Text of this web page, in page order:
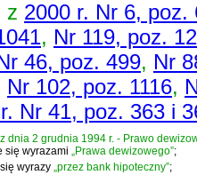
z 2000 r. Nr 6, poz.
, Nr 119, poz.
46, poz. 499, Nr
Nr 102, poz. 1116,
Nr 41, poz. 363 i
dnia 2 grudnia 1994 r. - Prawo
się wyrazami „Prawa dewizowego”;
wyrazy „przez bank hipoteczny”;